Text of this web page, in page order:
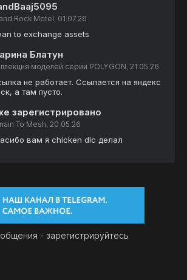
Rock Motel, 01.07.26
to exchange assets
Блатун
моделей серии POLYGON, 21.05.26
не работает. Ссылается на яндекс
а там пусто.
зарегистрировано
To Mesh, 20.05.26
вам я chicken dlc делал
- зарегистрируйтесь